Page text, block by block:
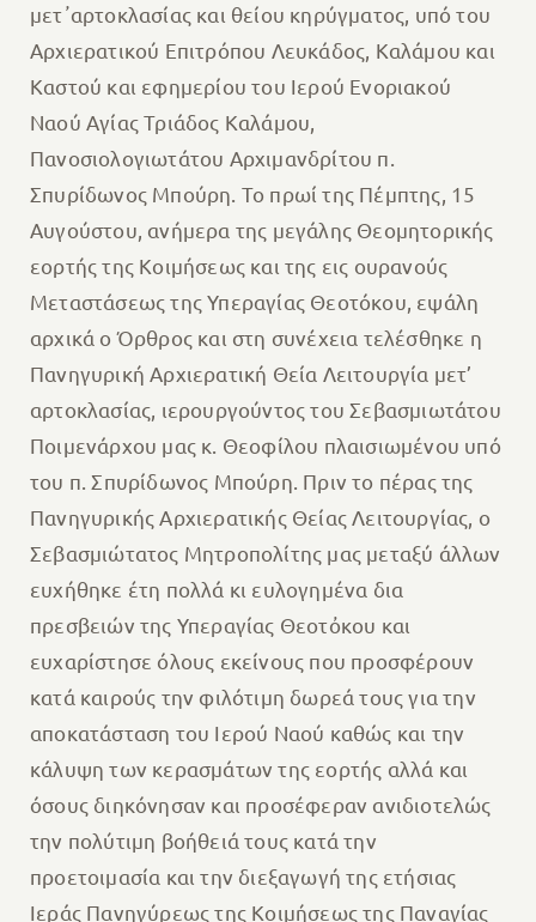
μετ᾽αρτοκλασίας και θείου κηρύγματος, υπό του
Αρχιερατικού Επιτρόπου Λευκάδος, Καλάμου και
Καστού και εφημερίου του Ιερού Ενοριακού
Ναού Αγίας Τριάδος Καλάμου,
Πανοσιολογιωτάτου Αρχιμανδρίτου π.
Σπυρίδωνος Μπούρη. Το πρωί της Πέμπτης, 15
Αυγούστου, ανήμερα της μεγάλης Θεομητορικής
εορτής της Κοιμήσεως και της εις ουρανούς
Μεταστάσεως της Υπεραγίας Θεοτόκου, εψάλη
αρχικά ο Όρθρος και στη συνέχεια τελέσθηκε η
Πανηγυρική Αρχιερατική Θεία Λειτουργία μετ’
αρτοκλασίας, ιερουργούντος του Σεβασμιωτάτου
Ποιμενάρχου μας κ. Θεοφίλου πλαισιωμένου υπό
του π. Σπυρίδωνος Μπούρη. Πριν το πέρας της
Πανηγυρικής Αρχιερατικής Θείας Λειτουργίας, ο
Σεβασμιώτατος Μητροπολίτης μας μεταξύ άλλων
ευχήθηκε έτη πολλά κι ευλογημένα δια
πρεσβειών της Υπεραγίας Θεοτὀκου και
ευχαρίστησε όλους εκείνους που προσφέρουν
κατά καιρούς την φιλότιμη δωρεά τους για την
αποκατάσταση του Ιερού Ναού καθώς και την
κάλυψη των κερασμάτων της εορτής αλλά και
όσους διηκόνησαν και προσέφεραν ανιδιοτελώς
την πολύτιμη βοήθειά τους κατά την
προετοιμασία και την διεξαγωγή της ετήσιας
Ιεράς Πανηγύρεως της Κοιμήσεως της Παναγίας